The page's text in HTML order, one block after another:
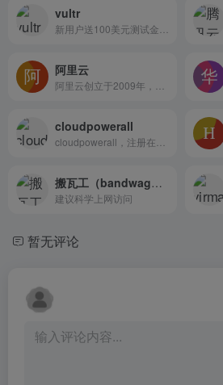
vultr
阿里云
cloudpowerall
搬瓦工（bandwagonhost）高端线路，助力企业运营，10Gbps美国 cn2 gia，1Gbps香港cn2 gia，1.2Gbps日本cn2 gia，10Gbps日本软银
建议科学上网访问
暂无评论